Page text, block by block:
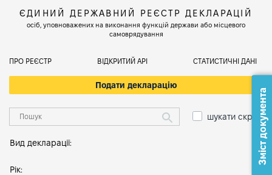
ЄДИНИЙ ДЕРЖАВНИЙ РЕЄСТР ДЕКЛАРАЦІЙ
осіб, уповноважених на виконання функцій держави або місцевого
самоврядування
ПРО РЕЄСТР ВІДКРИТИЙ АРІ СТАТИСТИЧНІ ДАНІ
Подати декларацію
шукати скрізь
Вид декларації:
Рік:
Зміст документа